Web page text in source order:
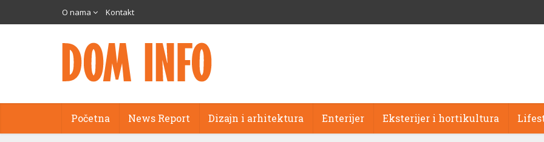
O nama Kontakt
Početna News Report Dizajn i arhitektura Enterijer Eksterijer i hortikultura